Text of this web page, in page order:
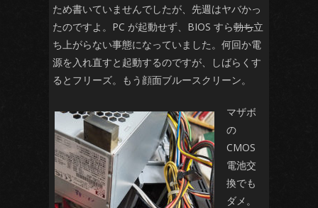
ため書いていませんでしたが、先週はヤバかっ
たのですよ。PC が起動せず、BIOS すら勃ち立
ち上がらない事態になっていました。何回か電
源を入れ直すと起動するのですが、しばらくす
るとフリーズ。もう顔面ブルースクリーン。
マザボ
の
CMOS
電池交
換でも
ダメ。